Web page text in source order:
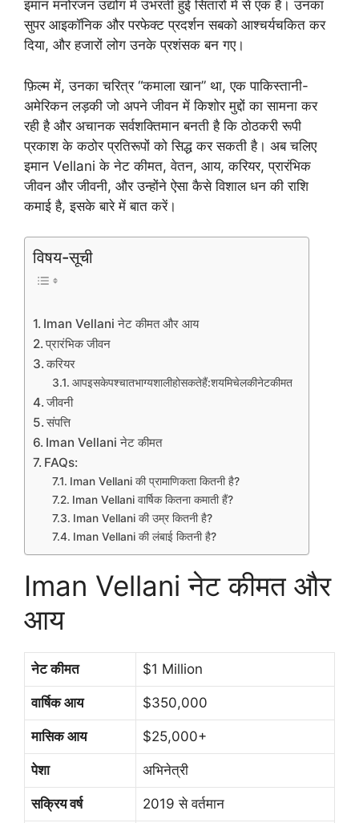
इमान मनोरंजन उद्योग में उभरती हुई सितारों में से एक हैं। उनका
सुपर आइकॉनिक और परफेक्ट प्रदर्शन सबको आश्चर्यचकित कर
दिया, और हजारों लोग उनके प्रशंसक बन गए।
फ़िल्म में, उनका चरित्र “कमाला खान” था, एक पाकिस्तानी-
अमेरिकन लड़की जो अपने जीवन में किशोर मुद्दों का सामना कर
रही है और अचानक सर्वशक्तिमान बनती है कि ठोठकरी रूपी
प्रकाश के कठोर प्रतिरूपों को सिद्ध कर सकती है। अब चलिए
इमान Vellani के नेट कीमत, वेतन, आय, करियर, प्रारंभिक
जीवन और जीवनी, और उन्होंने ऐसा कैसे विशाल धन की राशि
कमाई है, इसके बारे में बात करें।
विषय-सूची
Iman Vellani नेट कीमत और आय
प्रारंभिक जीवन
करियर
आपइसकेपश्चातभाग्यशालीहोसकतेहैं:शयमिचेलकीनेटकीमत
जीवनी
संपत्ति
Iman Vellani नेट कीमत
FAQs:
Iman Vellani की प्रामाणिकता कितनी है?
Iman Vellani वार्षिक कितना कमाती हैं?
Iman Vellani की उम्र कितनी है?
Iman Vellani की लंबाई कितनी है?
Iman Vellani नेट कीमत और
आय
नेट कीमत $1 Million
वार्षिक आय $350,000
मासिक आय $25,000+
पेशा अभिनेत्री
सक्रिय वर्ष 2019 से वर्तमान